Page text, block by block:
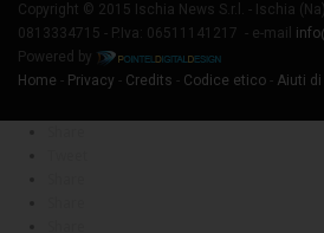
Copyright © 2015 Ischia News S.r.l. - Ischia
0813334715 - P.Iva: 06511141217 - e-mail
Powered by
Home - Privacy - Credits - Codice etico - Aiuti